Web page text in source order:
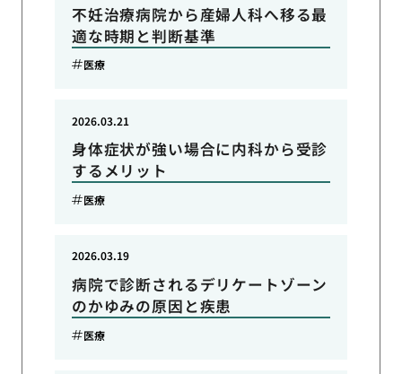
不妊治療病院から産婦人科へ移る最
適な時期と判断基準
医療
身体症状が強い場合に内科から受診
するメリット
2026.03.21
医療
病院で診断されるデリケートゾーン
のかゆみの原因と疾患
2026.03.19
医療